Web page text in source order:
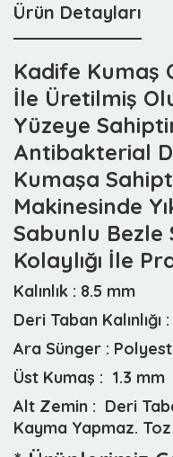
Ürün Detayları
Kadife Kumaş
İle Üretilmiş
Yüzeye
Antibakterial
Kumaşa
Makinesinde
Sabunlu Bezle
Kolaylığı İle
Kalınlık : 8.5 mm
Deri Taban Kalınlığı :
Ara Sünger :
Üst Kumaş : 1.3 mm
Alt Zemin : Deri
Kayma Yapmaz.